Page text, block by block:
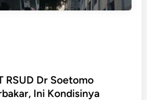
RSUD Dr Soetomo
Ini Kondisinya